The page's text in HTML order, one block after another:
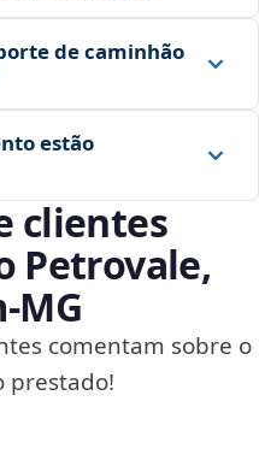
de caminhão
estão
clientes
Petrovale,
comentam sobre o
prestado!